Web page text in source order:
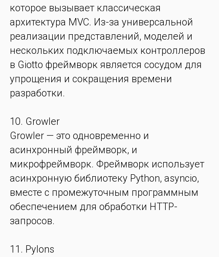
которое вызывает классическая
архитектура MVC. Из-за универсальной
реализации представлений, моделей и
нескольких подключаемых контроллеров
в Giotto фреймворк является сосудом для
упрощения и сокращения времени
разработки.
10. Growler
Growler — это одновременно и
асинхронный фреймворк, и
микрофреймворк. Фреймворк использует
асинхронную библиотеку Python, asyncio,
вместе с промежуточным программным
обеспечением для обработки HTTP-
запросов.
11. Pylons